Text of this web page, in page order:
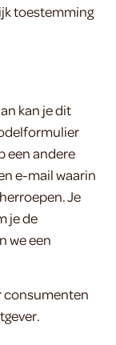
toestemming
kan je dit
een andere
e-mail waarin
Je
je de
we een
consumenten